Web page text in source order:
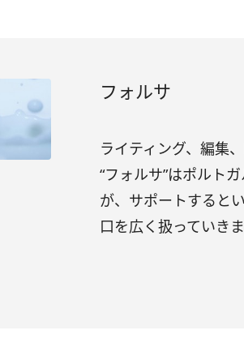
フォルサ
ライティング、編集
“フォルサ”はポルト
が、サポートすると
口を広く扱っていきま